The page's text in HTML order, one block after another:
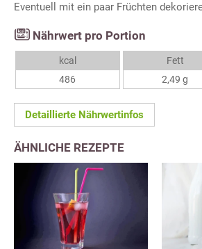
Eventuell mit ein paar Früchten
Nährwert pro Portion
kcal
486
Fett
2,49 g
Detaillierte Nährwertinfos
ÄHNLICHE REZEPTE